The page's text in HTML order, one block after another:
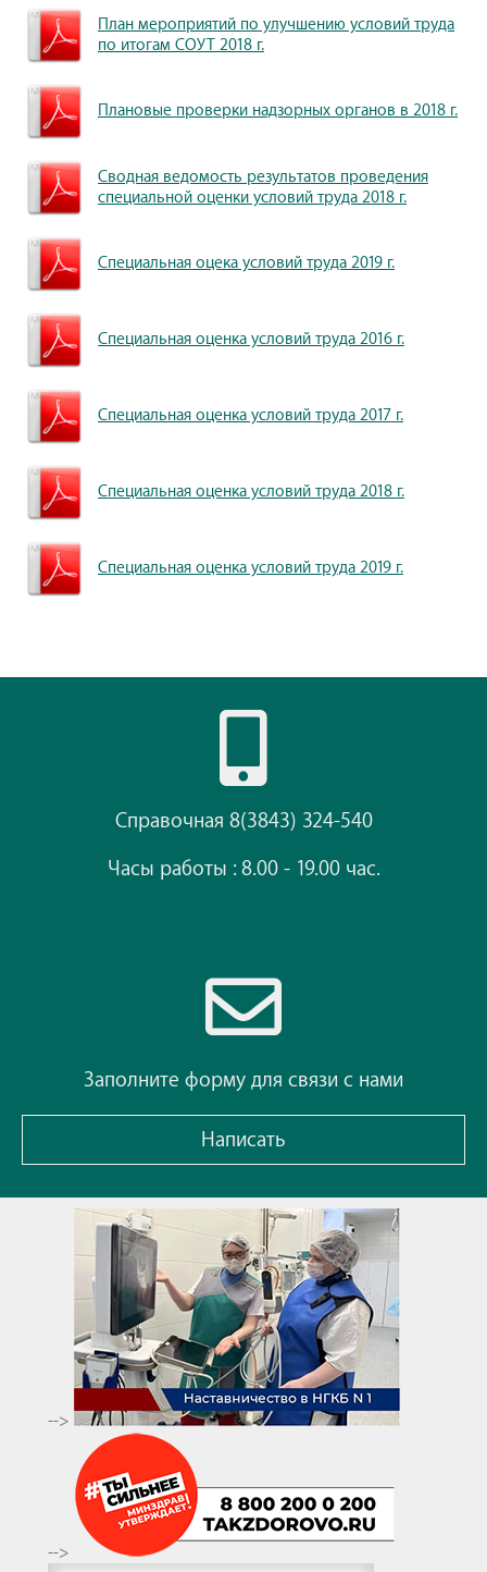
План мероприятий по улучшению условий труда
по итогам СОУТ 2018 г.
Плановые проверки надзорных органов в 2018 г.
Сводная ведомость результатов проведения
специальной оценки условий труда 2018 г.
Специальная оцека условий труда 2019 г.
Специальная оценка условий труда 2016 г.
Специальная оценка условий труда 2017 г.
Специальная оценка условий труда 2018 г.
Специальная оценка условий труда 2019 г.
Справочная 8(3843) 324-540
Часы работы : 8.00 - 19.00 час.
Заполните форму для связи с нами
Написать
-->
-->